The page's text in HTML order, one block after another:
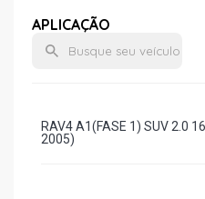
APLICAÇÃO
RAV4 A1(FASE 1) SUV 2.0
2005)